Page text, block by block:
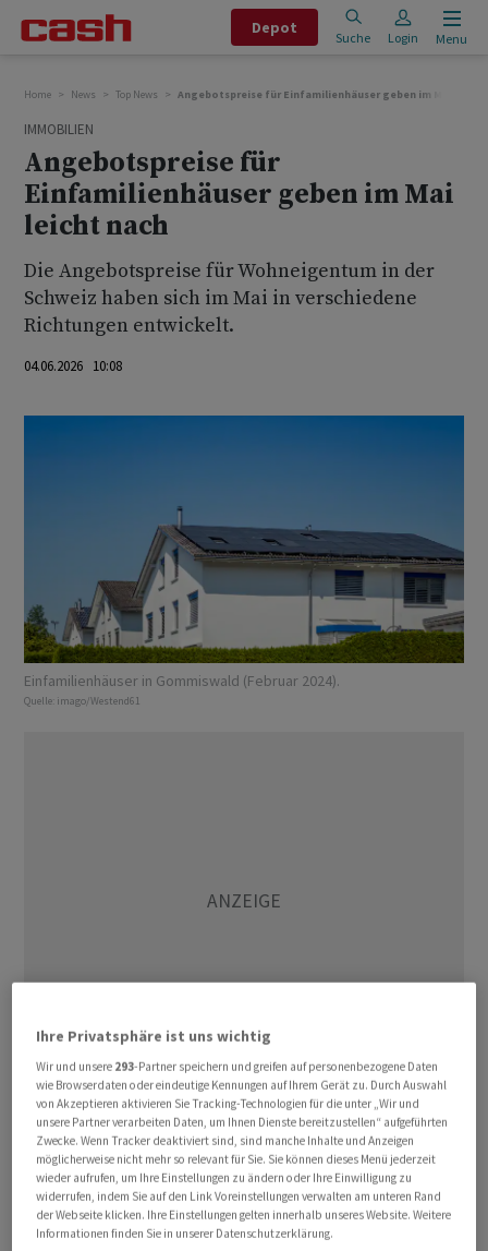
Depot
Suche Login Menu
Home News Top News Angebotspreise für Einfamilienhäuser geben im Mai leicht
IMMOBILIEN
Angebotspreise für
Einfamilienhäuser geben im Mai
leicht nach
Die Angebotspreise für Wohneigentum in der
Schweiz haben sich im Mai in verschiedene
Richtungen entwickelt.
04.06.2026 10:08
Einfamilienhäuser in Gommiswald (Februar 2024).
Quelle: imago/Westend61
Konkret gingen die ausgeschriebenen Preise für
Einfamilienhäuser gegenüber dem Vormonat um 0,2
Prozent zurück. Das geht aus dem am Donnerstag
veröffentlichten ImmoScout24-Kaufindex hervor, der
gemeinsam mit dem
Immobilienberatungsunternehmen IAZI erhoben wird.
Ihre Privatsphäre ist uns wichtig
Wir und unsere 293-Partner speichern und greifen auf personenbezogene Daten
wie Browserdaten oder eindeutige Kennungen auf Ihrem Gerät zu. Durch Auswahl
von Akzeptieren aktivieren Sie Tracking-Technologien für die unter „Wir und
unsere Partner verarbeiten Daten, um Ihnen Dienste bereitzustellen“ aufgeführten
Zwecke. Wenn Tracker deaktiviert sind, sind manche Inhalte und Anzeigen
möglicherweise nicht mehr so relevant für Sie. Sie können dieses Menü jederzeit
wieder aufrufen, um Ihre Einstellungen zu ändern oder Ihre Einwilligung zu
widerrufen, indem Sie auf den Link Voreinstellungen verwalten am unteren Rand
der Webseite klicken. Ihre Einstellungen gelten innerhalb unseres Website. Weitere
Informationen finden Sie in unserer Datenschutzerklärung.